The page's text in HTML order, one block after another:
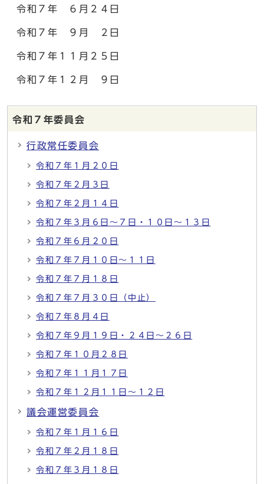
令和７年 ６月２４日
令和７年 ９月 ２日
令和７年１１月２５日
令和７年１２月 ９日
令和７年委員会
行政常任委員会
令和７年１月２０日
令和７年２月３日
令和７年２月１４日
令和７年３月６日～７日・１０日～１３日
令和７年６月２０日
令和７年７月１０日～１１日
令和７年７月１８日
令和７年７月３０日（中止）
令和７年８月４日
令和７年９月１９日・２４日～２６日
令和７年１０月２８日
令和７年１１月１７日
令和７年１２月１１日～１２日
議会運営委員会
令和７年１月１６日
令和７年２月１８日
令和７年３月１８日